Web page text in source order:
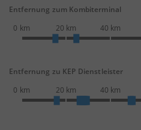
Entfernung zum Kombiterminal
0 km
20 km 40 km
Entfernung zu KEP Dienstleister
0 km
20 km 40 km